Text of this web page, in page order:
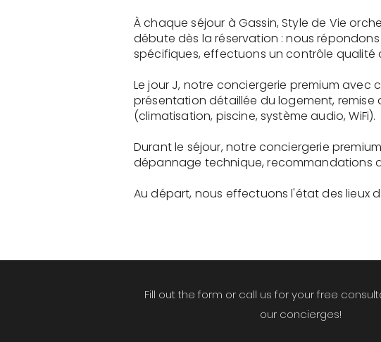
À chaque séjour à Gassin, Style de Vie
débute dès la réservation : nous
spécifiques, effectuons un contrôle qualité
Le jour J, notre conciergerie premium
présentation détaillée du logement,
(climatisation, piscine, système audio, WiFi).
Durant le séjour, notre conciergerie
dépannage technique, recommandations
Au départ, nous effectuons l'état des lieux
Fill out the form or call us for your free
our concierges!